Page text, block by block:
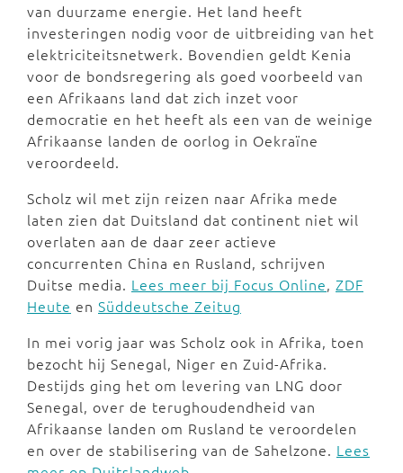
van duurzame energie. Het land heeft
investeringen nodig voor de uitbreiding van het
elektriciteitsnetwerk. Bovendien geldt Kenia
voor de bondsregering als goed voorbeeld van
een Afrikaans land dat zich inzet voor
democratie en het heeft als een van de weinige
Afrikaanse landen de oorlog in Oekraïne
veroordeeld.
Scholz wil met zijn reizen naar Afrika mede
laten zien dat Duitsland dat continent niet wil
overlaten aan de daar zeer actieve
concurrenten China en Rusland, schrijven
Duitse media. Lees meer bij Focus Online, ZDF
Heute en Süddeutsche Zeitug
In mei vorig jaar was Scholz ook in Afrika, toen
bezocht hij Senegal, Niger en Zuid-Afrika.
Destijds ging het om levering van LNG door
Senegal, over de terughoudendheid van
Afrikaanse landen om Rusland te veroordelen
en over de stabilisering van de Sahelzone. Lees